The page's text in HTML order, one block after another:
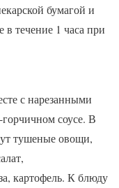
бумагой и
в течение 1 часа при
с нарезанными
соусе. В
тушеные овощи,
картофель. К блюду